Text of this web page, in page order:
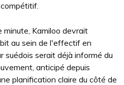
minute, Kamiloo devrait
au sein de l'effectif en
suédois serait déjà informé du
anticipé depuis
planification claire du côté de